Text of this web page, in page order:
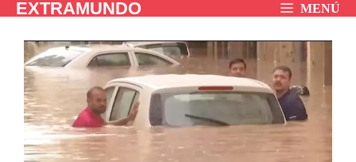
Saltar
contenido
EXTRAMUNDO MENÚ